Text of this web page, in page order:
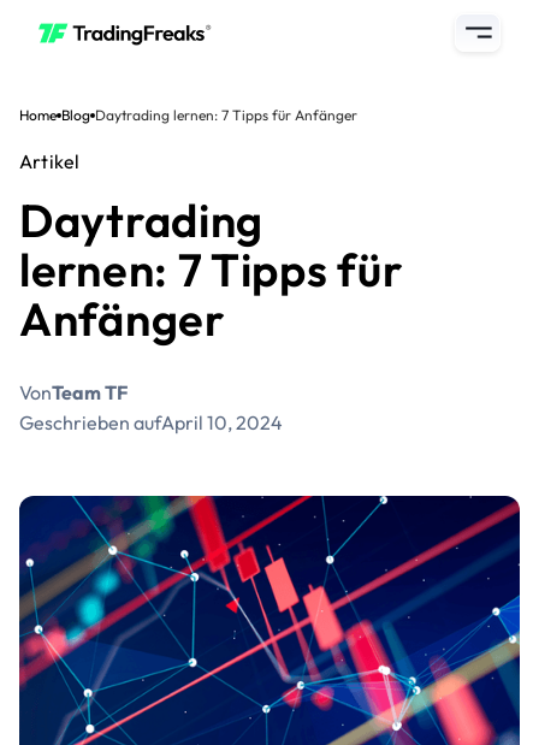
Home Blog Daytrading lernen: 7 Tipps für Anfänger
Artikel
Daytrading
lernen: 7 Tipps für
Anfänger
VonTeam TF
Geschrieben aufApril 10, 2024